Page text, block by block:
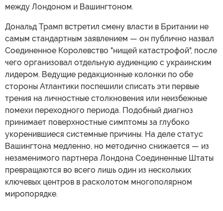
между Лондоном и Вашингтоном.
Дональд Трамп встретил смену власти в Британии не
самым стандартным заявлением — он публично назвал
Соединенное Королевство "нищей катастрофой", после
чего организовал отдельную аудиенцию с украинским
лидером. Ведущие редакционные колонки по обе
стороны Атлантики поспешили списать эти первые
трения на личностные столкновения или неизбежные
помехи переходного периода. Подобный диагноз
принимает поверхностные симптомы за глубоко
укоренившиеся системные причины. На деле статус
Вашингтона медленно, но методично снижается — из
незаменимого партнера Лондона Соединенные Штаты
превращаются во всего лишь один из нескольких
ключевых центров в расколотом многополярном
миропорядке.